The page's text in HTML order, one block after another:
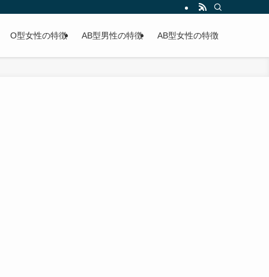
O型女性の特徴 AB型男性の特徴 AB型女性の特徴